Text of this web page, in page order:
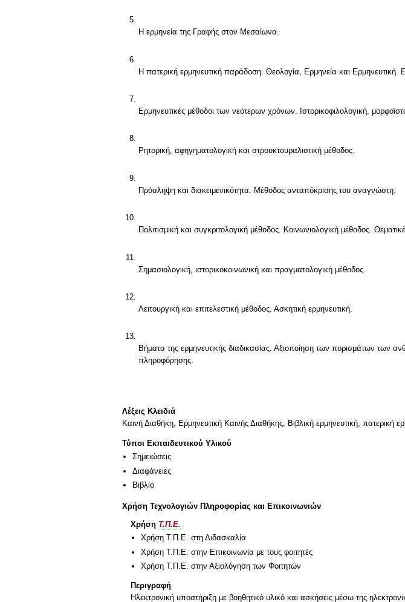
Βήματα της ερμηνευτικής διαδικασίας. Αξιοποίηση των πορισμάτων των
Λέξεις Κλειδιά
Καινή Διαθήκη, Ερμηνευτική Καινής Διαθήκης, Βιβλική ερμηνευτική, πατερική
Τύποι Εκπαιδευτικού Υλικού
Σημειώσεις
Διαφάνειες
Βιβλίο
Χρήση Τεχνολογιών Πληροφορίας και Επικοινωνιών
Χρήση Τ.Π.Ε.
Χρήση Τ.Π.Ε. στη Διδασκαλία
Χρήση Τ.Π.Ε. στην Επικοινωνία με τους φοιτητές
Χρήση Τ.Π.Ε. στην Αξιολόγηση των Φοιτητών
Περιγραφή
Ηλεκτρονική υποστήριξη με βοηθητικό υλικό και ασκήσεις μέσω της